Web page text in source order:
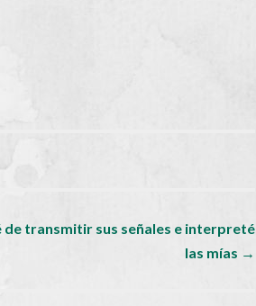
de transmitir sus señales e interpreté
las mías →